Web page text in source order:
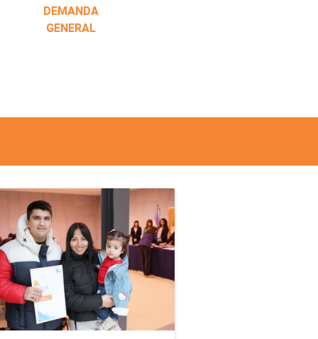
DEMANDA
GENERAL